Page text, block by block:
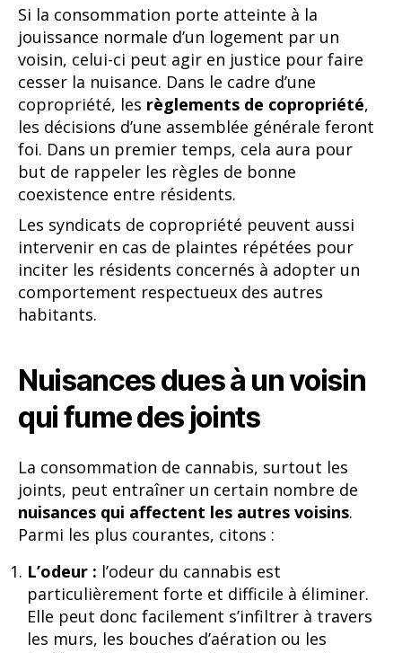
Si la consommation porte atteinte à la
jouissance normale d’un logement par un
voisin, celui-ci peut agir en justice pour faire
cesser la nuisance. Dans le cadre d’une
copropriété, les règlements de copropriété,
les décisions d’une assemblée générale feront
foi. Dans un premier temps, cela aura pour
but de rappeler les règles de bonne
coexistence entre résidents.
Les syndicats de copropriété peuvent aussi
intervenir en cas de plaintes répétées pour
inciter les résidents concernés à adopter un
comportement respectueux des autres
habitants.
Nuisances dues à un voisin
qui fume des joints
La consommation de cannabis, surtout les
joints, peut entraîner un certain nombre de
nuisances qui affectent les autres voisins.
Parmi les plus courantes, citons :
L’odeur : l’odeur du cannabis est
particulièrement forte et difficile à éliminer.
Elle peut donc facilement s’infiltrer à travers
les murs, les bouches d’aération ou les